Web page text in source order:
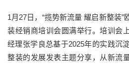
1月27日，“揽势新流量 耀启新整装”
装经销商培训会圆满举行。培训会
经理张学良总基于2025年的实践沉
整装的发展发表主题分享，从新流